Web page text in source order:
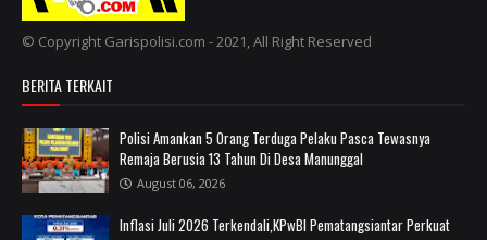
© Copyright Garispolisi.com - 2021, All Right Reserved
BERITA TERKAIT
Polisi Amankan 5 Orang Terduga Pelaku Pasca Tewasnya
Remaja Berusia 13 Tahun Di Desa Manunggal
August 06, 2026
Inflasi Juli 2026 Terkendali,KPwBI Pematangsiantar Perkuat